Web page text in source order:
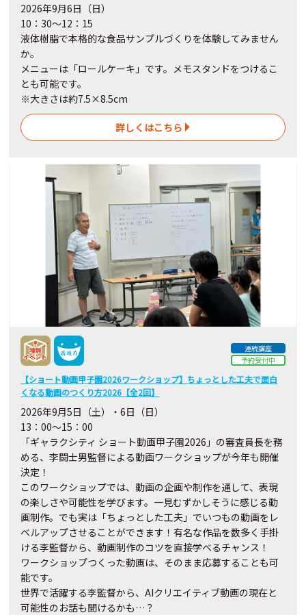
2026年9月6日（日）
10：30～12：15
液体樹脂で本格的な食品サンプルづくりを体験してみません
か。
メニューは「ロールケーキ」です。メモスタンドをつけるこ
とも可能です。
※大きさは約7.5×8.5cm
詳しくはこちら
連続講座
予約受付中
【ショート動画甲子園2026ワークショップ】ちょっとした工夫で面白
くなる動画のつくり方2026【全2回】
2026年9月5日（土）・6日（日）
13：00～15：00
「ギャラクシティ ショート動画甲子園2026」の審査員長を務
める、李闘士男監督による動画ワークショップが今年も開催
決定！
このワークショップでは、動画の企画や制作を通して、表現
の楽しさや可能性を学びます。一見むずかしそうに感じる動
画制作。でも実は「ちょっとした工夫」でいつもの動画をレ
ベルアップさせることができます！有名な作品を数多く手掛
ける李監督から、動画制作のコツを直接学べるチャンス！
ワークショップつくった動画は、そのまま応募することも可
能です。
世界で活躍する李監督から、AIクリエイティブ動画の現在と
可能性のお話も聞けるかも…？